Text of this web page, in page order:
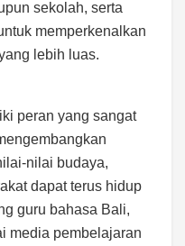
sekolah, serta
memperkenalkan
lebih luas.
peran yang sangat
nilai budaya,
dapat terus hidup
guru bahasa Bali,
media pembelajaran